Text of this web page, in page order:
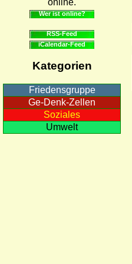
Wer ist online?
RSS-Feed
iCalendar-Feed
Kategorien
Friedensgruppe
Ge-Denk-Zellen
Soziales
Umwelt